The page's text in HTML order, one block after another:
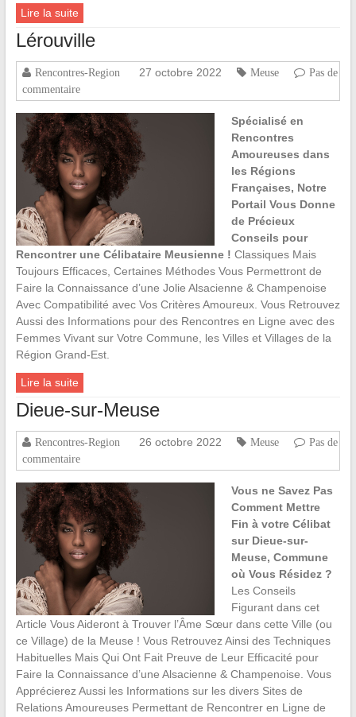
Lire la suite
Lérouville
Rencontres-Region 27 octobre 2022 Meuse
Pas de
commentaire
Spécialisé en
Rencontres
Amoureuses dans
les Régions
Françaises, Notre
Portail Vous Donne
de Précieux
Conseils pour
Rencontrer une Célibataire Meusienne ! Classiques Mais
Toujours Efficaces, Certaines Méthodes Vous Permettront de
Faire la Connaissance d’une Jolie Alsacienne & Champenoise
Avec Compatibilité avec Vos Critères Amoureux. Vous Retrouvez
Aussi des Informations pour des Rencontres en Ligne avec des
Femmes Vivant sur Votre Commune, les Villes et Villages de la
Région Grand-Est.
Lire la suite
Dieue-sur-Meuse
Rencontres-Region 26 octobre 2022 Meuse
Pas de
commentaire
Vous ne Savez Pas
Comment Mettre
Fin à votre Célibat
sur Dieue-sur-
Meuse, Commune
où Vous Résidez ?
Les Conseils
Figurant dans cet
Article Vous Aideront à Trouver l’Âme Sœur dans cette Ville (ou
ce Village) de la Meuse ! Vous Retrouvez Ainsi des Techniques
Habituelles Mais Qui Ont Fait Preuve de Leur Efficacité pour
Faire la Connaissance d’une Alsacienne & Champenoise. Vous
Apprécierez Aussi les Informations sur les divers Sites de
Relations Amoureuses Permettant de Rencontrer en Ligne de